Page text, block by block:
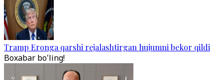
Tramp Eronga qarshi rejalashtirgan hujumni bekor qildi
Boxabar bo'ling!